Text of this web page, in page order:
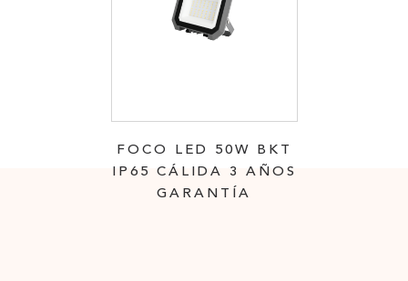
FOCO LED 50W BKT
IP65 CÁLIDA 3 AÑOS
GARANTÍA